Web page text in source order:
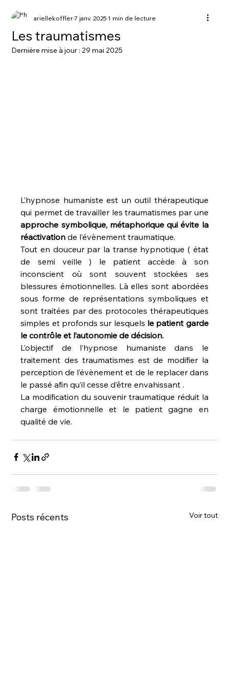
Les traumatismes
ariellekoffler7 janv. 20251 min de lecture
Dernière mise à jour :29 mai 2025
L’hypnose humaniste est un outil thérapeutique
approche symbolique, métaphorique qui évite la
réactivation de l’évènement traumatique.
Tout en douceur par la transe hypnotique ( état
de semi veille ) le patient accède à son
inconscient où sont souvent stockées ses
blessures émotionnelles. Là elles sont abordées
sous forme de représentations symboliques et
sont traitées par des protocoles thérapeutiques
simples et profonds sur lesquels le patient garde
le contrôle et l’autonomie de décision.
L’objectif de l’hypnose humaniste dans le
traitement des traumatismes est de modifier la
perception de l’évènement et de le replacer dans
le passé afin qu’il cesse d’être envahissant .
La modification du souvenir traumatique réduit la
charge émotionnelle et le patient gagne en
qualité de vie.
Posts récents Voir tout